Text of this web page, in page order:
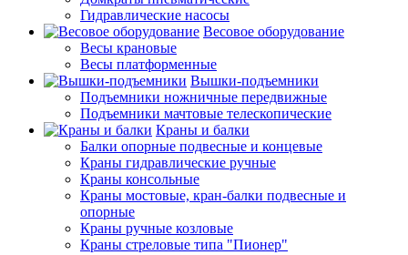
Гидравлические насосы
Весовое оборудование
Весы крановые
Весы платформенные
Вышки-подъемники
Подъемники ножничные передвижные
Подъемники мачтовые телескопические
Краны и балки
Балки опорные подвесные и концевые
Краны гидравлические ручные
Краны консольные
Краны мостовые, кран-балки подвесные и
опорные
Краны ручные козловые
Краны стреловые типа "Пионер"